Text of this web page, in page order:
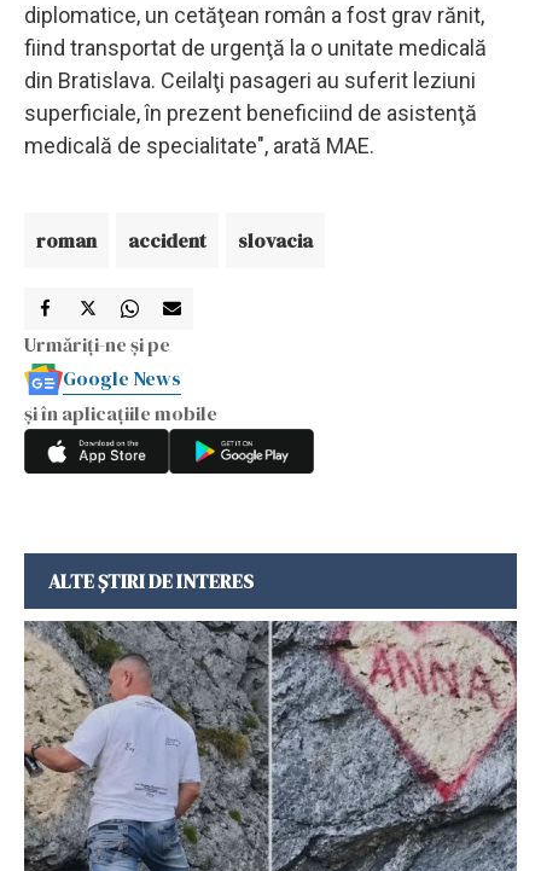
diplomatice, un cetăţean român a fost grav rănit,
fiind transportat de urgenţă la o unitate medicală
din Bratislava. Ceilalţi pasageri au suferit leziuni
superficiale, în prezent beneficiind de asistenţă
medicală de specialitate", arată MAE.
roman accident slovacia
Urmăriți-ne și pe
Google News
și în aplicațiile mobile
ALTE ȘTIRI DE INTERES